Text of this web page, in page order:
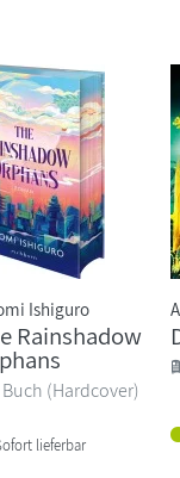
Ishiguro
Rainshadow
Buch (Hardcover)
lieferbar